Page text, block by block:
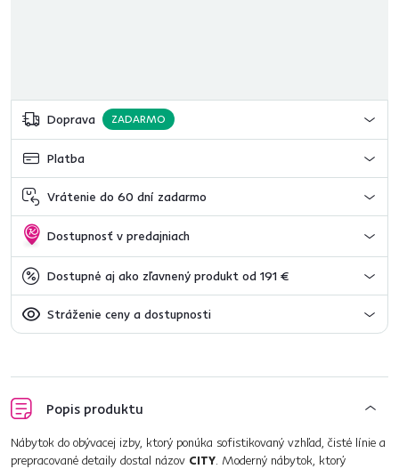
Doprava ZADARMO
Platba
Vrátenie do 60 dní zadarmo
Dostupnosť v predajniach
Dostupné aj ako zľavnený produkt od 191 €
Stráženie ceny a dostupnosti
Popis produktu
Nábytok do obývacej izby, ktorý ponúka sofistikovaný vzhľad, čisté línie a
prepracované detaily dostal názov CITY. Moderný nábytok, ktorý